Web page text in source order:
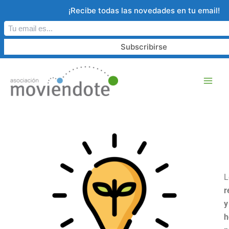
contenido
y
¡Recibe todas las novedades en tu email!